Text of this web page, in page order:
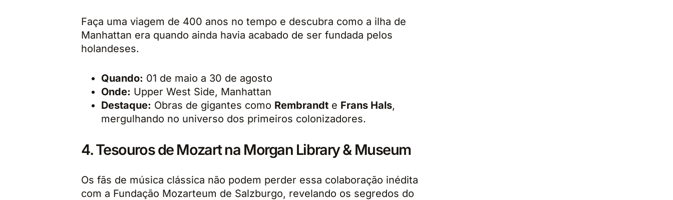
Faça uma viagem de 400 anos no tempo e descubra como a ilha de
Manhattan era quando ainda havia acabado de ser fundada pelos
holandeses.
Quando: 01 de maio a 30 de agosto
Onde: Upper West Side, Manhattan
Destaque: Obras de gigantes como Rembrandt e Frans Hals,
mergulhando no universo dos primeiros colonizadores.
4. Tesouros de Mozart na Morgan Library & Museum
Os fãs de música clássica não podem perder essa colaboração inédita
com a Fundação Mozarteum de Salzburgo, revelando os segredos do